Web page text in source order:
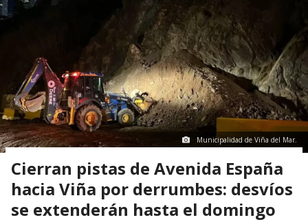
Municipalidad de Viña del Mar.
Cierran pistas de Avenida España
hacia Viña por derrumbes: desvíos
se extenderán hasta el domingo